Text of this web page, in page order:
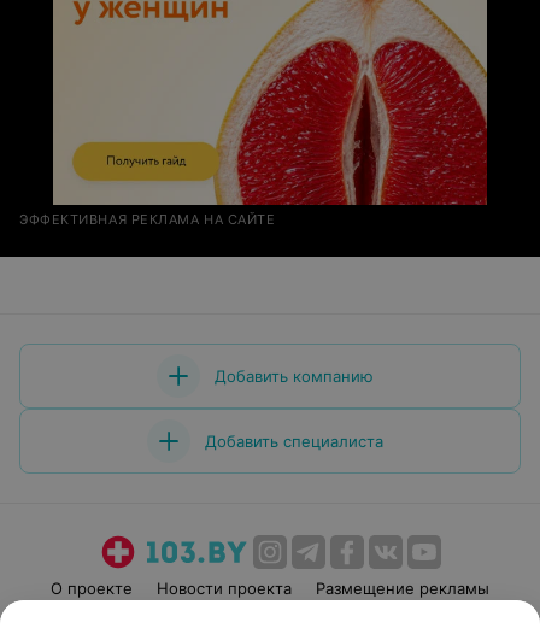
достойную высокооплачиваемую зарплату, крепкого
здоровья, жизненного благополучия,процветания во
ЭФФЕКТИВНАЯ РЕКЛАМА НА САЙТЕ
Добавить компанию
Добавить специалиста
О проекте Новости проекта
Размещение рекламы